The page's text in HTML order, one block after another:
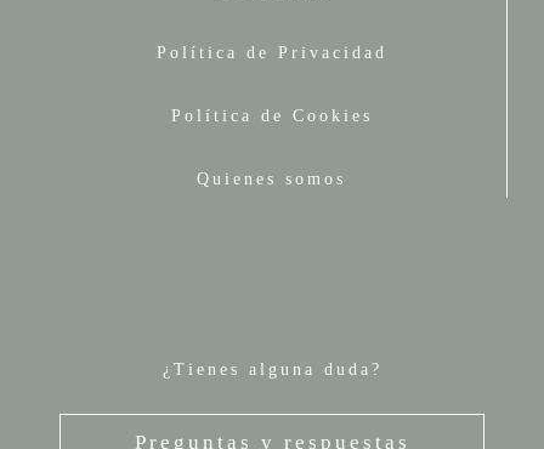
Política de Privacidad
Política de Cookies
Quienes somos
¿Tienes alguna duda?
Preguntas y respuestas